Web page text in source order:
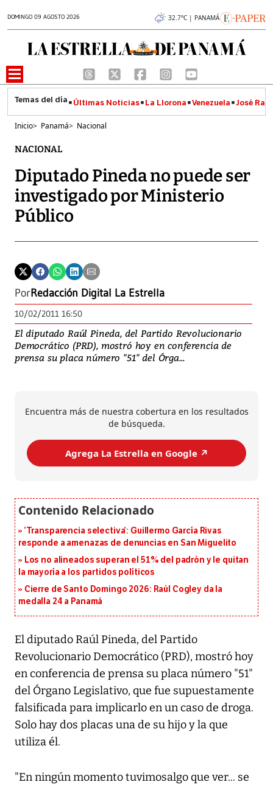
DOMINGO 09 AGOSTO 2026 32.7°C | PANAMÁ
Últimas Noticias La Llorona Venezuela José
Inicio> Panamá> Nacional
NACIONAL
Diputado Pineda no puede ser
investigado por Ministerio
Público
PorRedacción Digital La Estrella
10/02/2011 16:50
El diputado Raúl Pineda, del Partido Revolucionario
Democrático (PRD), mostró hoy en conferencia de
prensa su placa número "51" del Órga...
Encuentra más de nuestra cobertura en los resultados
de búsqueda.
Agrega La Estrella en Google ↗️
‘Transparencia selectiva’: Guillermo García Rivas
responde a amenazas de denuncias en San Miguelito
Los no alineados superan el 51% del padrón y le quitan
la mayoría a los partidos políticos
Cierre de Santo Domingo 2026: Raúl Cogley da la
medalla 24 a Panamá
El diputado Raúl Pineda, del Partido
Revolucionario Democrático (PRD), mostró hoy
en conferencia de prensa su placa número "51"
del Órgano Legislativo, que fue supuestamente
falsificada para implicarlo en un caso de droga.
Solo hay dos placas una de su hijo y la que
utiliza él.
"En ningún momento tuvimosalgo que ver... se